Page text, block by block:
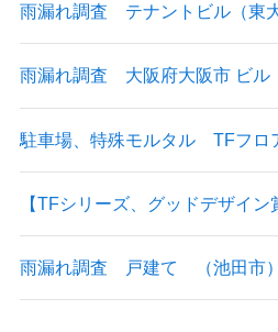
雨漏れ調査 テナントビル（東大
雨漏れ調査 大阪府大阪市 ビル
駐車場、特殊モルタル TFフロ
【TFシリーズ、グッドデザイン
雨漏れ調査 戸建て （池田市）